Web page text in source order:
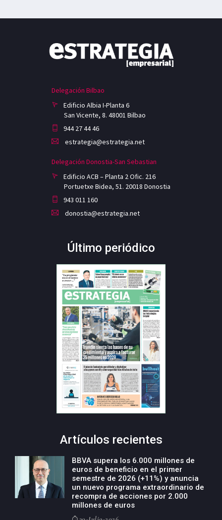
Delegación Bilbao
Edificio Albia I-Planta 6
San Vicente, 8. 48001 Bilbao
944 27 44 46
estrategia@estrategia.net
Delegación Donostia-San Sebastian
Edificio ACB – Planta 2 Ofic. 216
Portuetxe Bidea, 51. 20018 Donostia
943 011 160
donostia@estrategia.net
Último periódico
Artículos recientes
BBVA supera los 6.000 millones de
euros de beneficio en el primer
semestre de 2026 (+11%) y anuncia
un nuevo programa extraordinario de
recompra de acciones por 2.000
millones de euros